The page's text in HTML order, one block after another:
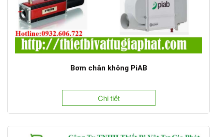
Bơm chân không PiAB
Chi tiết